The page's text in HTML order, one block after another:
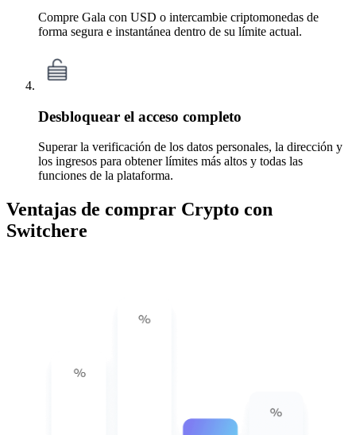
Compre Gala con USD o intercambie criptomonedas de
forma segura e instantánea dentro de su límite actual.
Desbloquear el acceso completo
Superar la verificación de los datos personales, la dirección y
los ingresos para obtener límites más altos y todas las
funciones de la plataforma.
Ventajas de comprar Crypto con
Switchere